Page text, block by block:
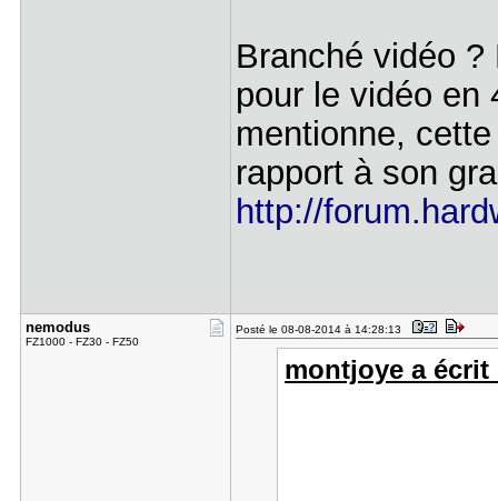
Branché vidéo
pour le vidéo en
mentionne,
rapport à son
http://
nemodus
FZ1000 - FZ30 - FZ50
Posté le 08-08-2014 à 14:28:13
montjoye a écrit